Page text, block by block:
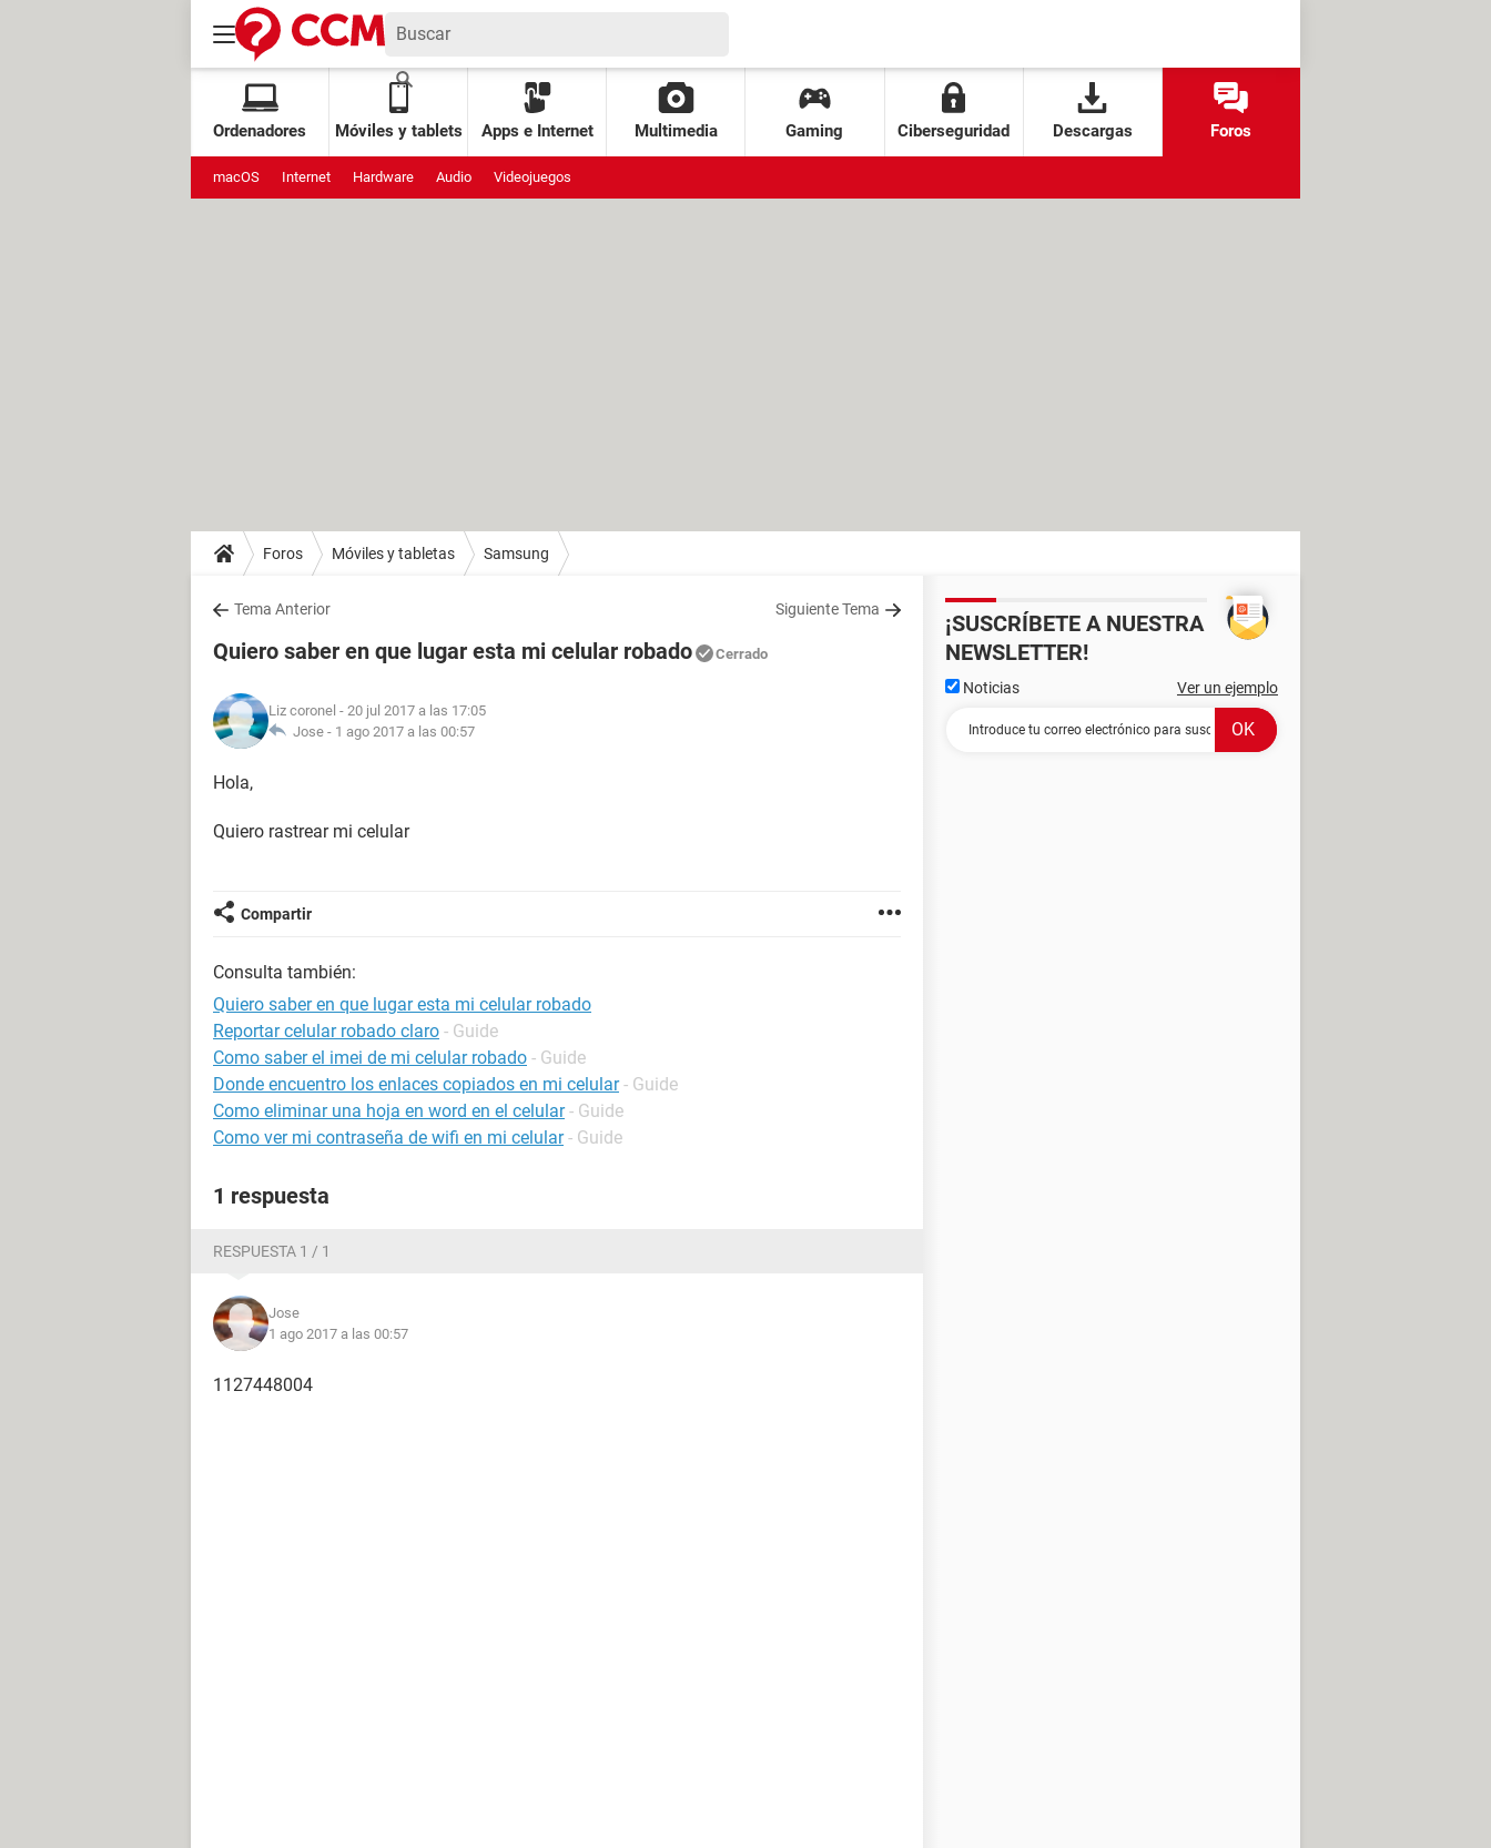
Ordenadores Móviles y tablets Apps e Internet Multimedia Gaming Ciberseguridad Descargas Foros
macOS Internet Hardware Audio Videojuegos
Foros Móviles y tabletas Samsung
Tema Anterior Siguiente Tema
Quiero saber en que lugar esta mi celular robado Cerrado
Liz coronel - 20 jul 2017 a las 17:05
Jose - 1 ago 2017 a las 00:57
Hola,
Quiero rastrear mi celular
Compartir
Consulta también:
Quiero saber en que lugar esta mi celular robado
Reportar celular robado claro - Guide
Como saber el imei de mi celular robado - Guide
Donde encuentro los enlaces copiados en mi celular - Guide
Como eliminar una hoja en word en el celular - Guide
Como ver mi contraseña de wifi en mi celular - Guide
1 respuesta
RESPUESTA 1 / 1
Jose
1 ago 2017 a las 00:57
1127448004
¡SUSCRÍBETE A NUESTRA
NEWSLETTER!
Noticias Ver un ejemplo